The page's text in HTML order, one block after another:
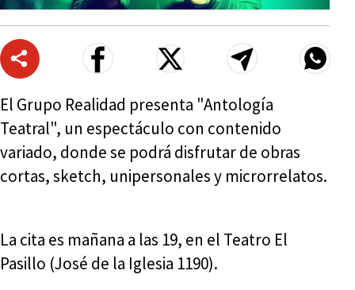
El Grupo Realidad presenta "Antología
Teatral", un espectáculo con contenido
variado, donde se podrá disfrutar de obras
cortas, sketch, unipersonales y microrrelatos.
La cita es mañana a las 19, en el Teatro El
Pasillo (José de la Iglesia 1190).